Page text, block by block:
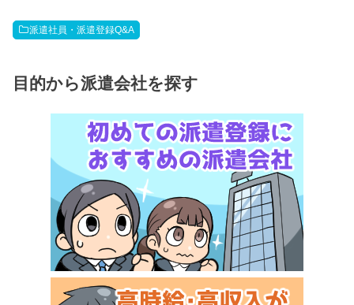
派遣社員・派遣登録Q&A
目的から派遣会社を探す